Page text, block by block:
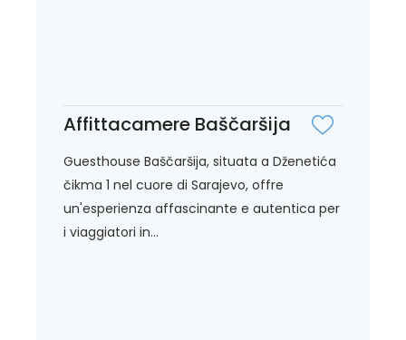
Affittacamere Baščaršija
Guesthouse Baščaršija, situata a Dženetića
čikma 1 nel cuore di Sarajevo, offre
un'esperienza affascinante e autentica per
i viaggiatori in...